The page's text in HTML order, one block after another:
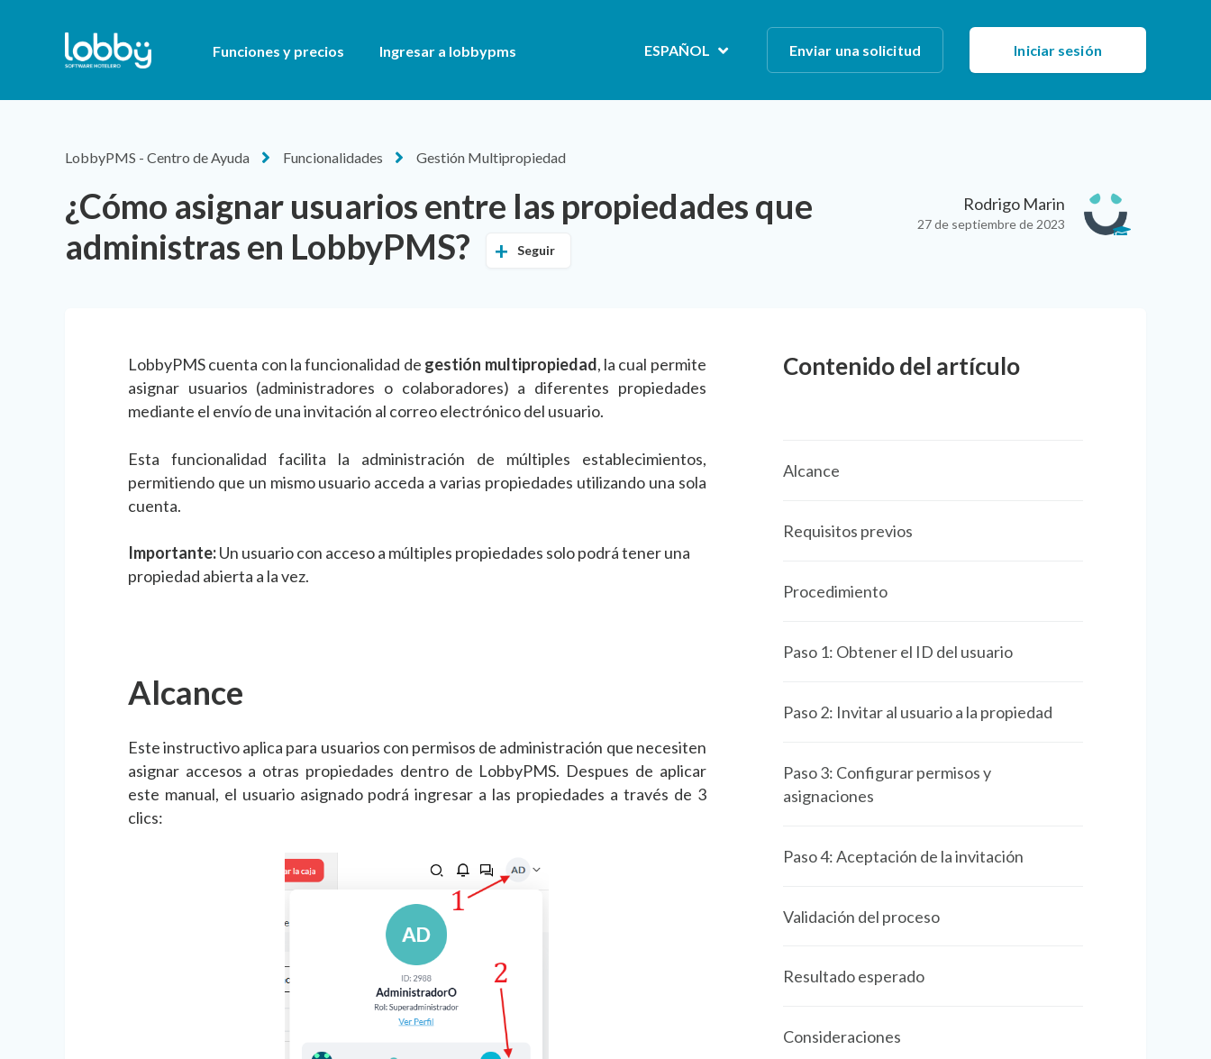
Funciones y precios Ingresar a lobbypms ESPAÑOL Enviar una solicitud Iniciar sesión
LobbyPMS - Centro de Ayuda Funcionalidades Gestión Multipropiedad
¿Cómo asignar usuarios entre las propiedades que
administras en LobbyPMS?
Seguir
Rodrigo Marin
27 de septiembre de 2023
LobbyPMS cuenta con la funcionalidad de gestión multipropiedad, la cual permite
asignar usuarios (administradores o colaboradores) a diferentes propiedades
mediante el envío de una invitación al correo electrónico del usuario.
Esta funcionalidad facilita la administración de múltiples establecimientos,
permitiendo que un mismo usuario acceda a varias propiedades utilizando una sola
cuenta.
Importante:Un usuario con acceso a múltiples propiedades solo podrá tener una
propiedad abierta a la vez.
Alcance
Este instructivo aplica para usuarios con permisos de administración que necesiten
asignar accesos a otras propiedades dentro de LobbyPMS. Despues de aplicar
este manual, el usuario asignado podrá ingresar a las propiedades a través de 3
clics:
Contenido del artículo
Alcance
Requisitos previos
Procedimiento
Paso 1: Obtener el ID del usuario
Paso 2: Invitar al usuario a la propiedad
Paso 3: Configurar permisos y
asignaciones
Paso 4: Aceptación de la invitación
Validación del proceso
Resultado esperado
Consideraciones